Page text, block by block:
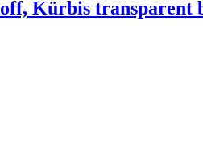
Kürbis transparent